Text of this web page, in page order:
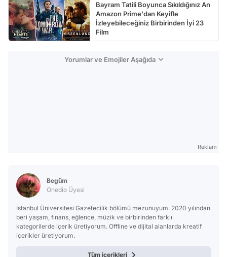
Bayram Tatili Boyunca Sıkıldığınız An
Amazon Prime'dan Keyifle
İzleyebileceğiniz Birbirinden İyi 23
Film
Yorumlar ve Emojiler Aşağıda
Reklam
Begüm
Onedio Üyesi
İstanbul Üniversitesi Gazetecilik bölümü mezunuyum. 2020 yılından
beri yaşam, finans, eğlence, müzik ve birbirinden farklı
kategorilerde içerik üretiyorum. Offline ve dijital alanlarda kreatif
içerikler üretiyorum.
Tüm içerikleri